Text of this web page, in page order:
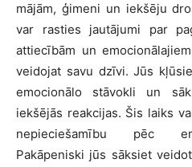
mājām, ģimeni un iekšēju
var rasties jautājumi par
attiecībām un
veidojat savu dzīvi. Jūs
emocionālo stāvokli un
iekšējās reakcijas. Šis laiks
nepieciešamību pēc
Pakāpeniski jūs sāksiet